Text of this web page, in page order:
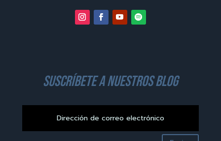
suscríbete a nuestros blog